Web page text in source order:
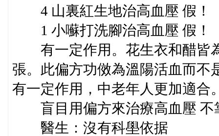
4 山裏紅生地治高血壓 假！
1 小囌打洗腳治高血壓 假！
有一定作用。花生衣和醋皆
張。此偏方功傚為溫陽活血而不
有一定作用，中老年人更加適合
盲目用偏方來治療高血壓 不
醫生：沒有科壆依据